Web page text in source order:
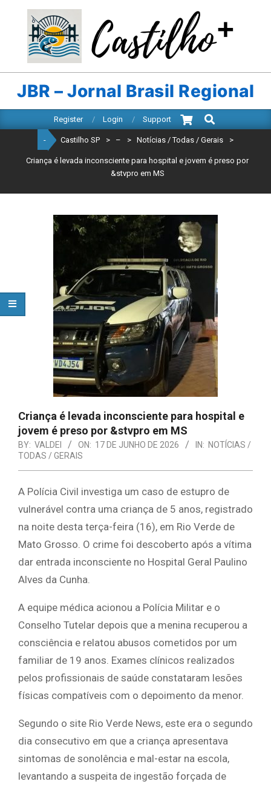
content
CASTILHO
SP
JBR – Jornal Brasil Regional
Navigation
Register Login Support
Search
- Castilho SP > – > Notícias / Todas / Gerais >
Criança é levada inconsciente para hospital e jovem é preso por
&stvpro em MS
Criança é levada inconsciente para hospital e
jovem é preso por &stvpro em MS
BY: VALDEI ON: 17 DE JUNHO DE 2026 IN: NOTÍCIAS /
TODAS / GERAIS
A Polícia Civil investiga um caso de estupro de
vulnerável contra uma criança de 5 anos, registrado
na noite desta terça-feira (16), em Rio Verde de
Mato Grosso. O crime foi descoberto após a vítima
dar entrada inconsciente no Hospital Geral Paulino
Alves da Cunha.
A equipe médica acionou a Polícia Militar e o
Conselho Tutelar depois que a menina recuperou a
consciência e relatou abusos cometidos por um
familiar de 19 anos. Exames clínicos realizados
pelos profissionais de saúde constataram lesões
físicas compatíveis com o depoimento da menor.
Segundo o site Rio Verde News, este era o segundo
dia consecutivo em que a criança apresentava
sintomas de sonolência e mal-estar na escola,
levantando a suspeita de ingestão forçada de